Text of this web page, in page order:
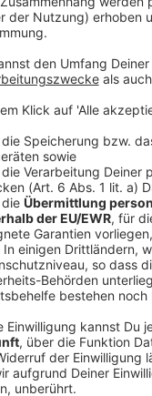
Heilbehandlungen
wird von
Gast in dieser Podcast-
zu den
Schickt
die Zähne fliegen, ist
auf
Deckung, wenn die
Bei einem
die ihre nächste Prügelei planen…?
und
schalten? Schickt
18:11 / 31min